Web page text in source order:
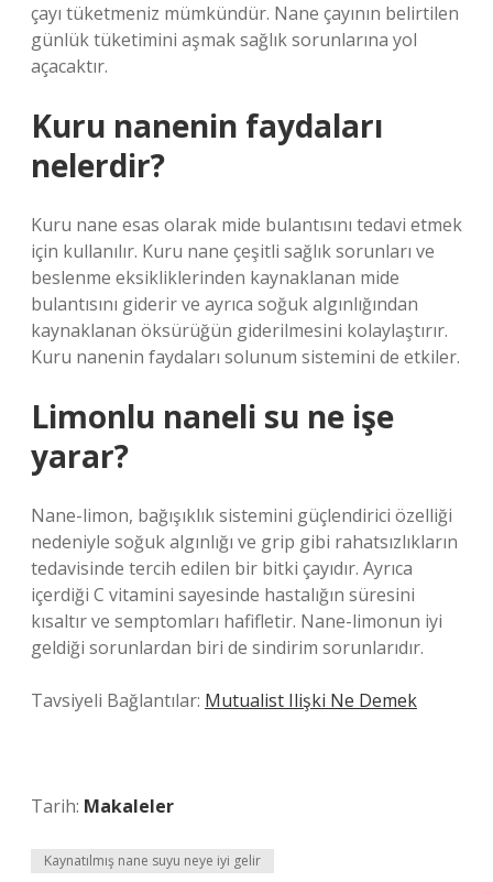
çayı tüketmeniz mümkündür. Nane çayının belirtilen
günlük tüketimini aşmak sağlık sorunlarına yol
açacaktır.
Kuru nanenin faydaları
nelerdir?
Kuru nane esas olarak mide bulantısını tedavi etmek
için kullanılır. Kuru nane çeşitli sağlık sorunları ve
beslenme eksikliklerinden kaynaklanan mide
bulantısını giderir ve ayrıca soğuk algınlığından
kaynaklanan öksürüğün giderilmesini kolaylaştırır.
Kuru nanenin faydaları solunum sistemini de etkiler.
Limonlu naneli su ne işe
yarar?
Nane-limon, bağışıklık sistemini güçlendirici özelliği
nedeniyle soğuk algınlığı ve grip gibi rahatsızlıkların
tedavisinde tercih edilen bir bitki çayıdır. Ayrıca
içerdiği C vitamini sayesinde hastalığın süresini
kısaltır ve semptomları hafifletir. Nane-limonun iyi
geldiği sorunlardan biri de sindirim sorunlarıdır.
Tavsiyeli Bağlantılar: Mutualist Ilişki Ne Demek
Tarih: Makaleler
Kaynatılmış nane suyu neye iyi gelir